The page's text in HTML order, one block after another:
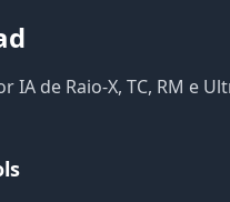
IA de Raio-X, TC, RM e